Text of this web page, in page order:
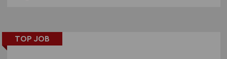
Projektarbeit / Freelancer
Berlin
TOP JOB